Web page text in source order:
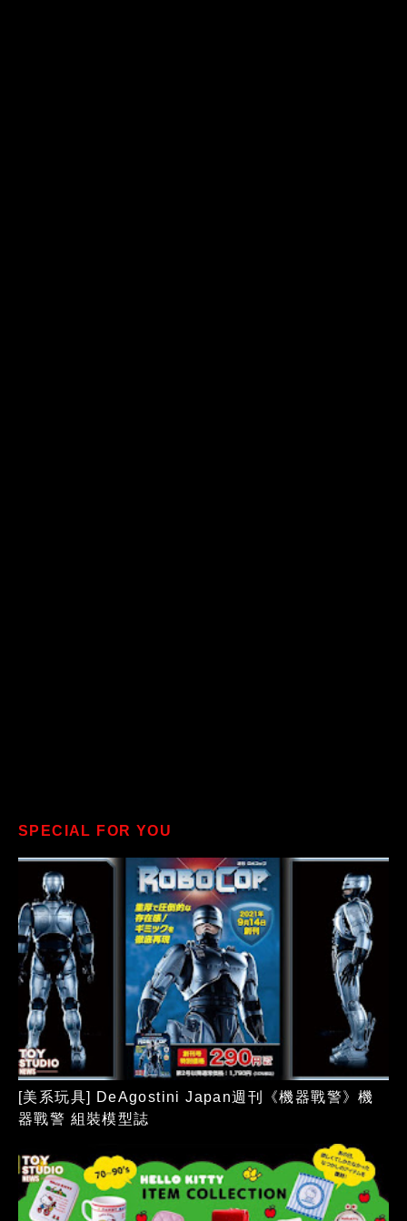
SPECIAL FOR YOU
[美系玩具] DeAgostini Japan週刊《機器戰警》機
器戰警 組裝模型誌